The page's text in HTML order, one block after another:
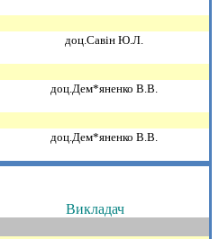
доц.Савiн Ю.Л.
доц.Дем*яненко В.В.
доц.Дем*яненко В.В.
Викладач